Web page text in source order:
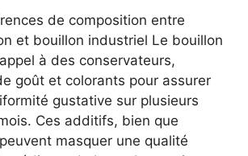
de composition entre
et bouillon industriel Le bouillon
à des conservateurs,
goût et colorants pour assurer
gustative sur plusieurs
Ces additifs, bien que
masquer une qualité